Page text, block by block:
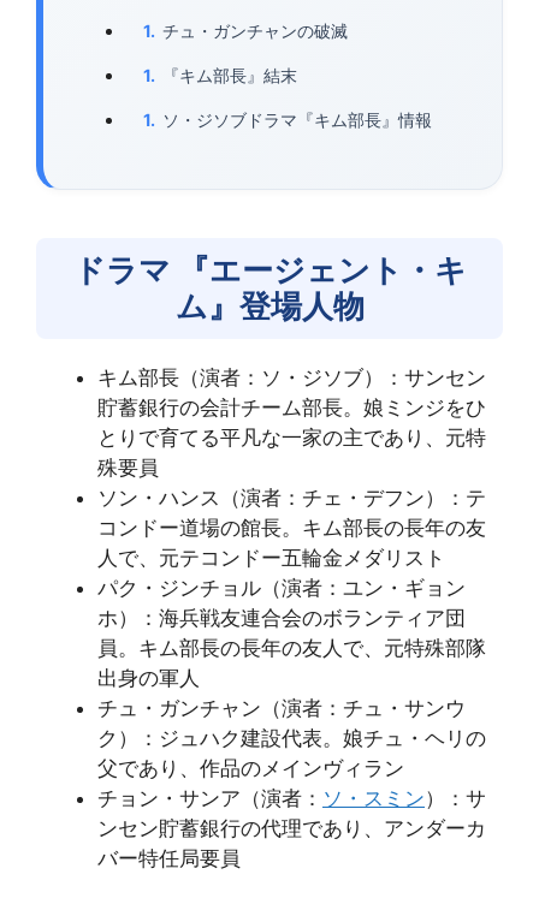
チュ・ガンチャンの破滅
『キム部長』結末
ソ・ジソブドラマ『キム部長』情報
ドラマ 『エージェント・キ
ム』登場人物
キム部長（演者：ソ・ジソブ）：サンセン
貯蓄銀行の会計チーム部長。娘ミンジをひ
とりで育てる平凡な一家の主であり、元特
殊要員
ソン・ハンス（演者：チェ・デフン）：テ
コンドー道場の館長。キム部長の長年の友
人で、元テコンドー五輪金メダリスト
パク・ジンチョル（演者：ユン・ギョン
ホ）：海兵戦友連合会のボランティア団
員。キム部長の長年の友人で、元特殊部隊
出身の軍人
チュ・ガンチャン（演者：チュ・サンウ
ク）：ジュハク建設代表。娘チュ・ヘリの
父であり、作品のメインヴィラン
チョン・サンア（演者： ソ・スミン）：サ
ンセン貯蓄銀行の代理であり、アンダーカ
バー特任局要員